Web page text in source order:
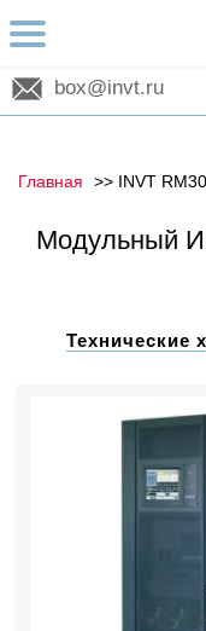
box@invt.ru
Главная INVT
Модульный
Технические